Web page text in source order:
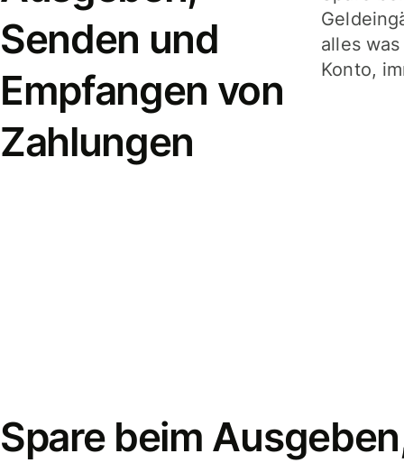
Senden und
Empfangen von
Zahlungen
alles
Konto,
Spare beim